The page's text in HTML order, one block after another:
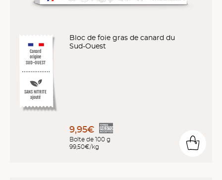
Canard
origine
SUD-OUEST
SANS NITRITE
ajouté
Bloc de foie gras de canard du
Sud-Ouest
9,95€
Boîte de 100 g
99,50€/kg